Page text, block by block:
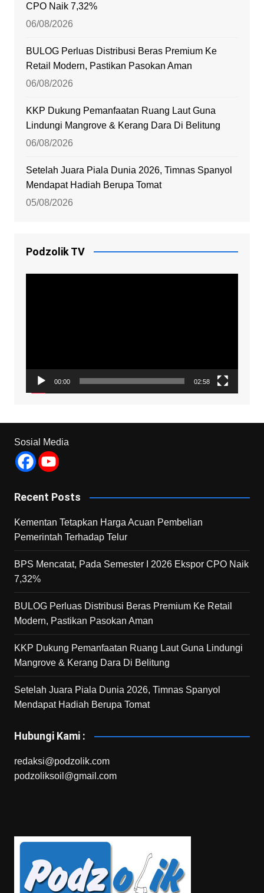
CPO Naik 7,32%
06/08/2026
BULOG Perluas Distribusi Beras Premium Ke
Retail Modern, Pastikan Pasokan Aman
06/08/2026
KKP Dukung Pemanfaatan Ruang Laut Guna
Lindungi Mangrove & Kerang Dara Di Belitung
06/08/2026
Setelah Juara Piala Dunia 2026, Timnas Spanyol
Mendapat Hadiah Berupa Tomat
05/08/2026
Podzolik TV
00:00 02:58
Sosial Media
Recent Posts
Kementan Tetapkan Harga Acuan Pembelian
Pemerintah Terhadap Telur
BPS Mencatat, Pada Semester I 2026 Ekspor CPO Naik
7,32%
BULOG Perluas Distribusi Beras Premium Ke Retail
Modern, Pastikan Pasokan Aman
KKP Dukung Pemanfaatan Ruang Laut Guna Lindungi
Mangrove & Kerang Dara Di Belitung
Setelah Juara Piala Dunia 2026, Timnas Spanyol
Mendapat Hadiah Berupa Tomat
Hubungi Kami :
redaksi@podzolik.com
podzoliksoil@gmail.com